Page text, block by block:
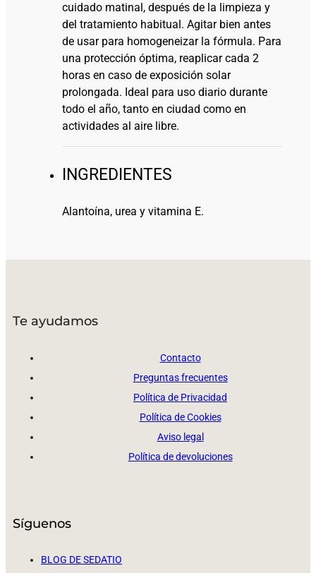
cuidado matinal, después de la limpieza y
del tratamiento habitual. Agitar bien antes
de usar para homogeneizar la fórmula. Para
una protección óptima, reaplicar cada 2
horas en caso de exposición solar
prolongada. Ideal para uso diario durante
todo el año, tanto en ciudad como en
actividades al aire libre.
INGREDIENTES
Alantoína, urea y vitamina E.
Te ayudamos
Contacto
Preguntas frecuentes
Política de Privacidad
Política de Cookies
Aviso legal
Política de devoluciones
Síguenos
BLOG DE SEDATIO